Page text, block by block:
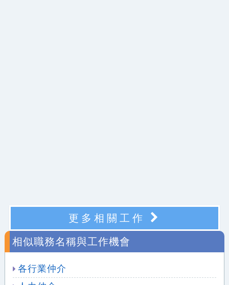
更多相關工作
相似職務名稱與工作機會
各行業仲介